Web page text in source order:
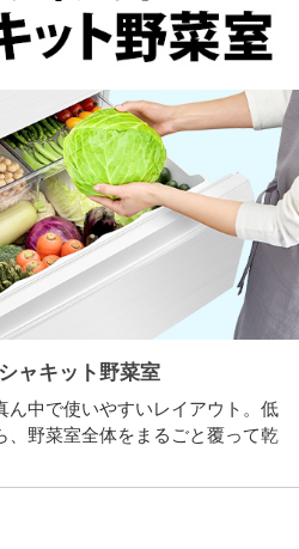
ャキット野菜室
ん中で使いやすいレイアウト。低
、野菜室全体をまるごと覆って乾